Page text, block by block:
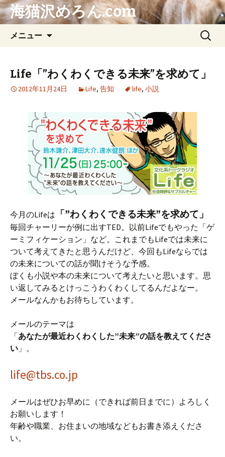
海猫沢めろん.com
メニュー
ツ
へ
ッ
プ
検
Life「”わくわくできる未来”を求めて」
2012年11月24日 Life, 告知 life, 小説
今月のLifeは 「”わくわくできる未来”を求めて」
毎回チャーリーが例に出すTED。以前Lifeでもやった「ゲ
ーミフィケーション」など。これまでもLifeでは未来に
ついて考えてきたと思うんだけど、今回もLifeならでは
の未来についての話が聞けそうな予感。
ぼくも小説や本の未来について考えたいと思います。思
い返してみるとけっこうわくわくしてるんだよなー。
メールなんかもお待ちしています。
メールのテーマは
「あなたが最近わくわくした”未来”の話を教えてくださ
い 」。
life@tbs.co.jp
メールはぜひお早めに（できれば前日までに）よろしく
お願いします！
年齢や職業、お住まいの地域などもお書き添えくださ
い。